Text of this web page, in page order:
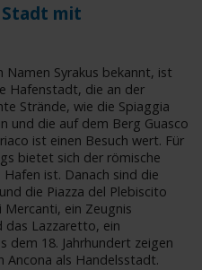
mit
Syrakus bekannt, ist
Hafenstadt, die an der
Strände, wie die Spiaggia
und die auf dem Berg Guasco
ist einen Besuch wert. Für
bietet sich der römische
ist. Danach sind die
die Piazza del Plebiscito
ein Zeugnis
das Lazzaretto, ein
dem 18. Jahrhundert zeigen
Ancona als Handelsstadt.